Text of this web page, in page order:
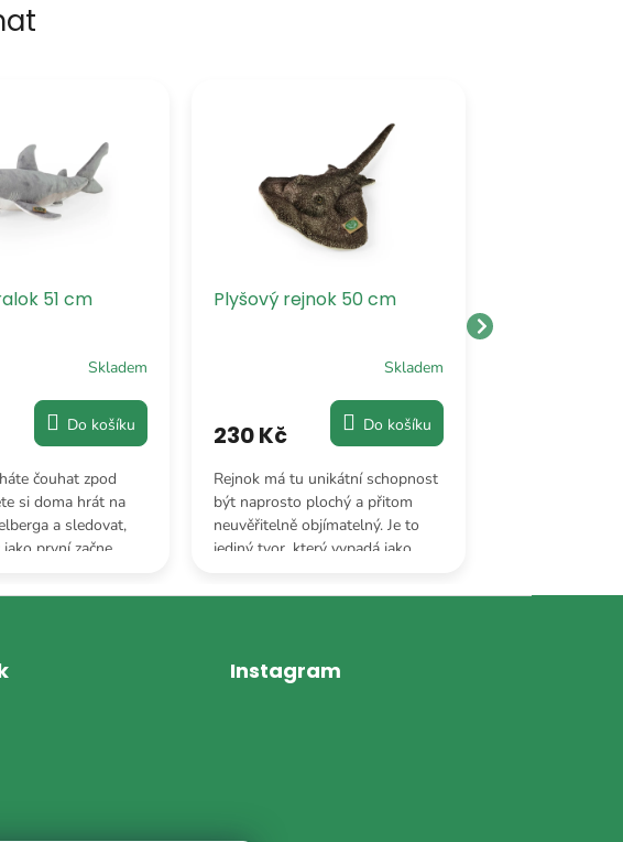
51 cm
Skladem
Do košíku
čouhat zpod
si doma hrát na
a sledovat,
první začne
Plyšový rejnok 50 cm
Skladem
230 Kč Do košíku
Rejnok má tu unikátní schopnost
být naprosto plochý a přitom
neuvěřitelně objímatelný. Je to
jediný tvor, který vypadá jako
dostal oči a ocas.
Instagram